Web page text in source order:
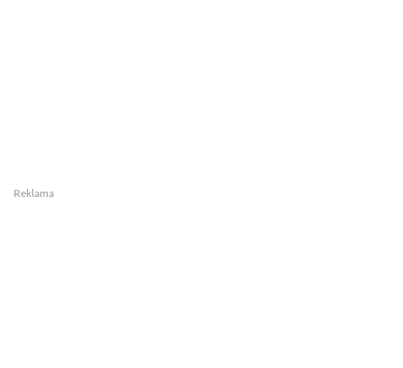
Reklama